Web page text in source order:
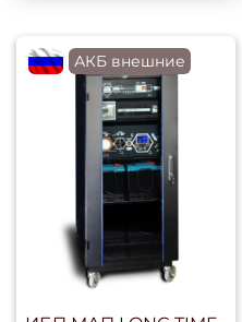
flagRUАКБ внешние